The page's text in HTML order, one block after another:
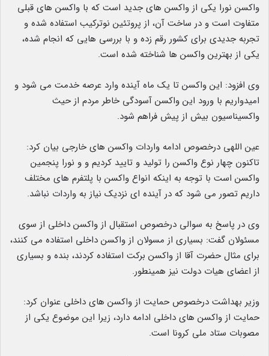
واکسن نورا یکی از واکسن های جدید است که با واکسن های قبلی
متفاوت است و در ساخت آن، از پروتئین نوترکیب استفاده شده و
تجربه جدیدی برای کشور رقم زده و با بررسی هایی که انجام شده،
یکی از بهترین واکسن ها شناخته شده است.
وی افزود: این واکسن تا یک ماه آینده وارد عرصه خدمت می شود و
امیدواریم با ورود این واکسن آسودگی خاطر مردم از حیث
واکسیناسیون بیش از پیش فراهم شود.
عین اللهی درخصوص ادامه واردات واکسن های خارجی بیان کرد:
تاکنون چهار نوع واکسن را تولید و تایید کردیم و و نورا پنجمین
واکسن است با توجه به اینکه انواع واکسن با پلتفرم های مختلف
داریم تصور می شود که در آینده ای نزدیک نیاز به واردات نباشد.
وی در پاسخ به سوالی درخصوص استقبال از واکسن داخلی از سوی
مسئولان گفت: بسیاری از مسولان از واکسن داخلی استفاده می کنند،
برای مثال حضرت آقا از واکسن برکت استفاده کردند، بنده و بسیاری
از اعضای هیات دولت نیز همینطور.
وزیر بهداشت درخصوص حمایت از واکسن های داخلی عنوان کرد:
حمایت از واکسن های داخلی ادامه دارد، زیرا این موضوع یکی از
مصوبات ستاد ملی کرونا است.